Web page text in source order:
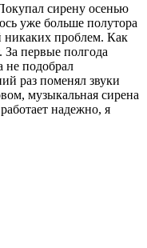
сирену осенью
уже больше полутора
никаких проблем. Как
За первые полгода
не подобрал
раз поменял звуки
музыкальная сирена
надежно, я